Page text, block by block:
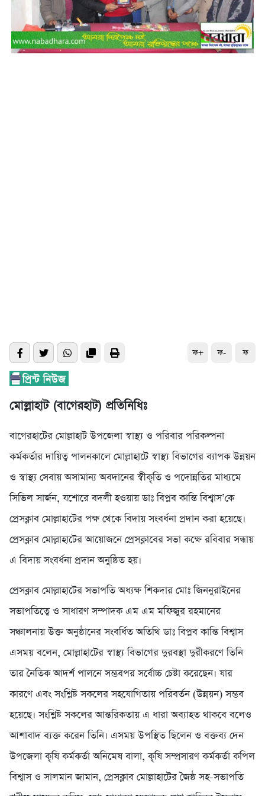
ফ+ ফ- ফ
মোল্লাহাট (বাগেরহাট) প্রতিনিধিঃ
বাগেরহাটের মোল্লাহাট উপজেলা স্বাস্থ্য ও পরিবার পরিকল্পনা
কর্মকর্তার দায়িত্ব পালনকালে মোল্লাহাটে স্বাস্থ্য বিভাগের ব্যাপক উন্নয়ন
ও স্বাস্থ্য সেবায় অসামান্য অবদানের স্বীকৃতি ও পদোন্নতির মাধ্যমে
সিভিল সার্জন, যশোরে বদলী হওয়ায় ডাঃ বিপ্লব কান্তি বিশ্বাস’কে
প্রেসক্লাব মোল্লাহাটের পক্ষ থেকে বিদায় সংবর্ধনা প্রদান করা হয়েছে।
প্রেসক্লাব মোল্লাহাটের আয়োজনে প্রেসক্লাবের সভা কক্ষে রবিবার সন্ধায়
এ বিদায় সংবর্ধনা প্রদান অনুষ্ঠিত হয়।
প্রেসক্লাব মোল্লাহাটের সভাপতি অধ্যক্ষ শিকদার মোঃ জিননুরাইনের
সভাপতিত্বে ও সাধারণ সম্পাদক এম এম মফিজুর রহমানের
সঞ্চালনায় উক্ত অনুষ্ঠানের সংবর্ধিত অতিথি ডাঃ বিপ্লব কান্তি বিশ্বাস
এসময় বলেন, মোল্লাহাটের স্বাস্থ্য বিভাগের দুরবস্থা দুরীকরণে তিনি
তার নৈতিক আদর্শ পালনে সম্ভবপর সর্বোচ্চ চেষ্টা করেছেন। যার
কারণে এবং সংশ্লিষ্ট সকলের সহযোগিতায় পরিবর্তন (উন্নয়ন) সম্ভব
হয়েছে। সংশ্লিষ্ট সকলের আন্তরিকতায় এ ধারা অব্যাহত থাকবে বলেও
আশাবাদ ব্যক্ত করেন তিনি। এসময় উপস্থিত ছিলেন ও বক্তব্য দেন
উপজেলা কৃষি কর্মকর্তা অনিমেষ বালা, কৃষি সম্প্রসারণ কর্মকর্তা কপিল
বিশ্বাস ও সালমান জামান, প্রেসক্লাব মোল্লাহাটের জৈষ্ঠ সহ-সভাপতি